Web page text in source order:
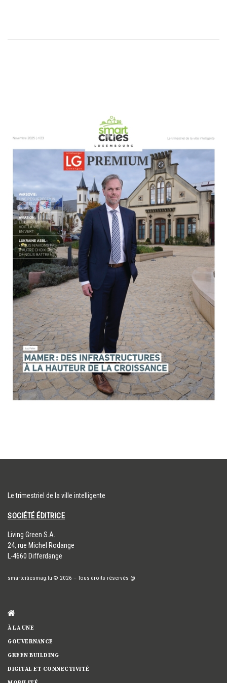
Le trimestriel de la ville intelligente
SOCIÉTÉ ÉDITRICE
​Living Green S.A.
24, rue Michel Rodange
L-4660 Differdange
smartcitiesmag.lu © 2026 – Tous droits réservés @
À LA UNE
GOUVERNANCE
GREEN BUILDING
DIGITAL ET CONNECTIVITÉ